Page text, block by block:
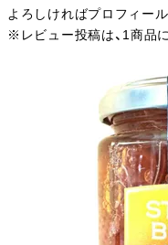
よろしければプロフィー
※レビュー投稿は、1商品